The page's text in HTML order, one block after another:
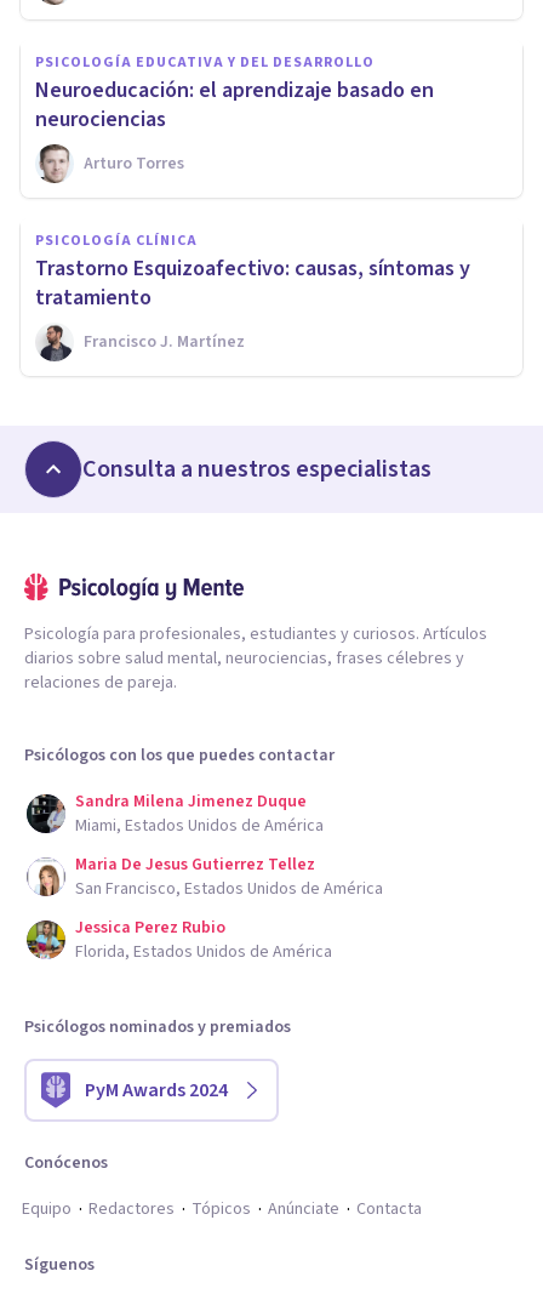
PSICOLOGÍA EDUCATIVA Y DEL DESARROLLO
​Neuroeducación: el aprendizaje basado en
neurociencias
Arturo Torres
PSICOLOGÍA CLÍNICA
​Trastorno Esquizoafectivo: causas, síntomas y
tratamiento
Francisco J. Martínez
Consulta a nuestros especialistas
Psicología para profesionales, estudiantes y curiosos. Artículos
diarios sobre salud mental, neurociencias, frases célebres y
relaciones de pareja.
Psicólogos con los que puedes contactar
Sandra Milena Jimenez Duque
Miami, Estados Unidos de América
Maria De Jesus Gutierrez Tellez
San Francisco, Estados Unidos de América
Jessica Perez Rubio
Florida, Estados Unidos de América
Psicólogos nominados y premiados
PyM Awards 2024
Conócenos
Equipo
Redactores Tópicos Anúnciate Contacta
Síguenos